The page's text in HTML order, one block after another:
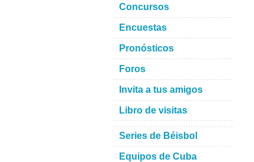
Concursos
Encuestas
Pronósticos
Foros
Invita a tus amigos
Libro de visitas
Series de Béisbol
Equipos de Cuba